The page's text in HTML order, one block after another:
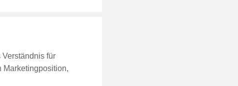
für
Marketingposition,